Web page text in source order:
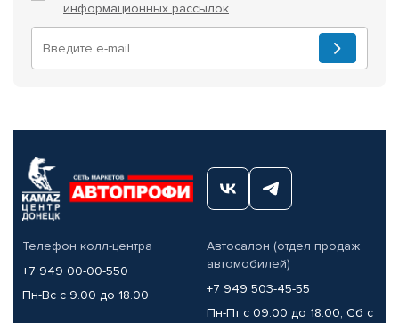
информационных рассылок
Телефон колл-центра
+7 949 00-00-550
Пн-Вс с 9.00 до 18.00
Автосалон (отдел продаж
автомобилей)
+7 949 503-45-55
Пн-Пт с 09.00 до 18.00, Сб с